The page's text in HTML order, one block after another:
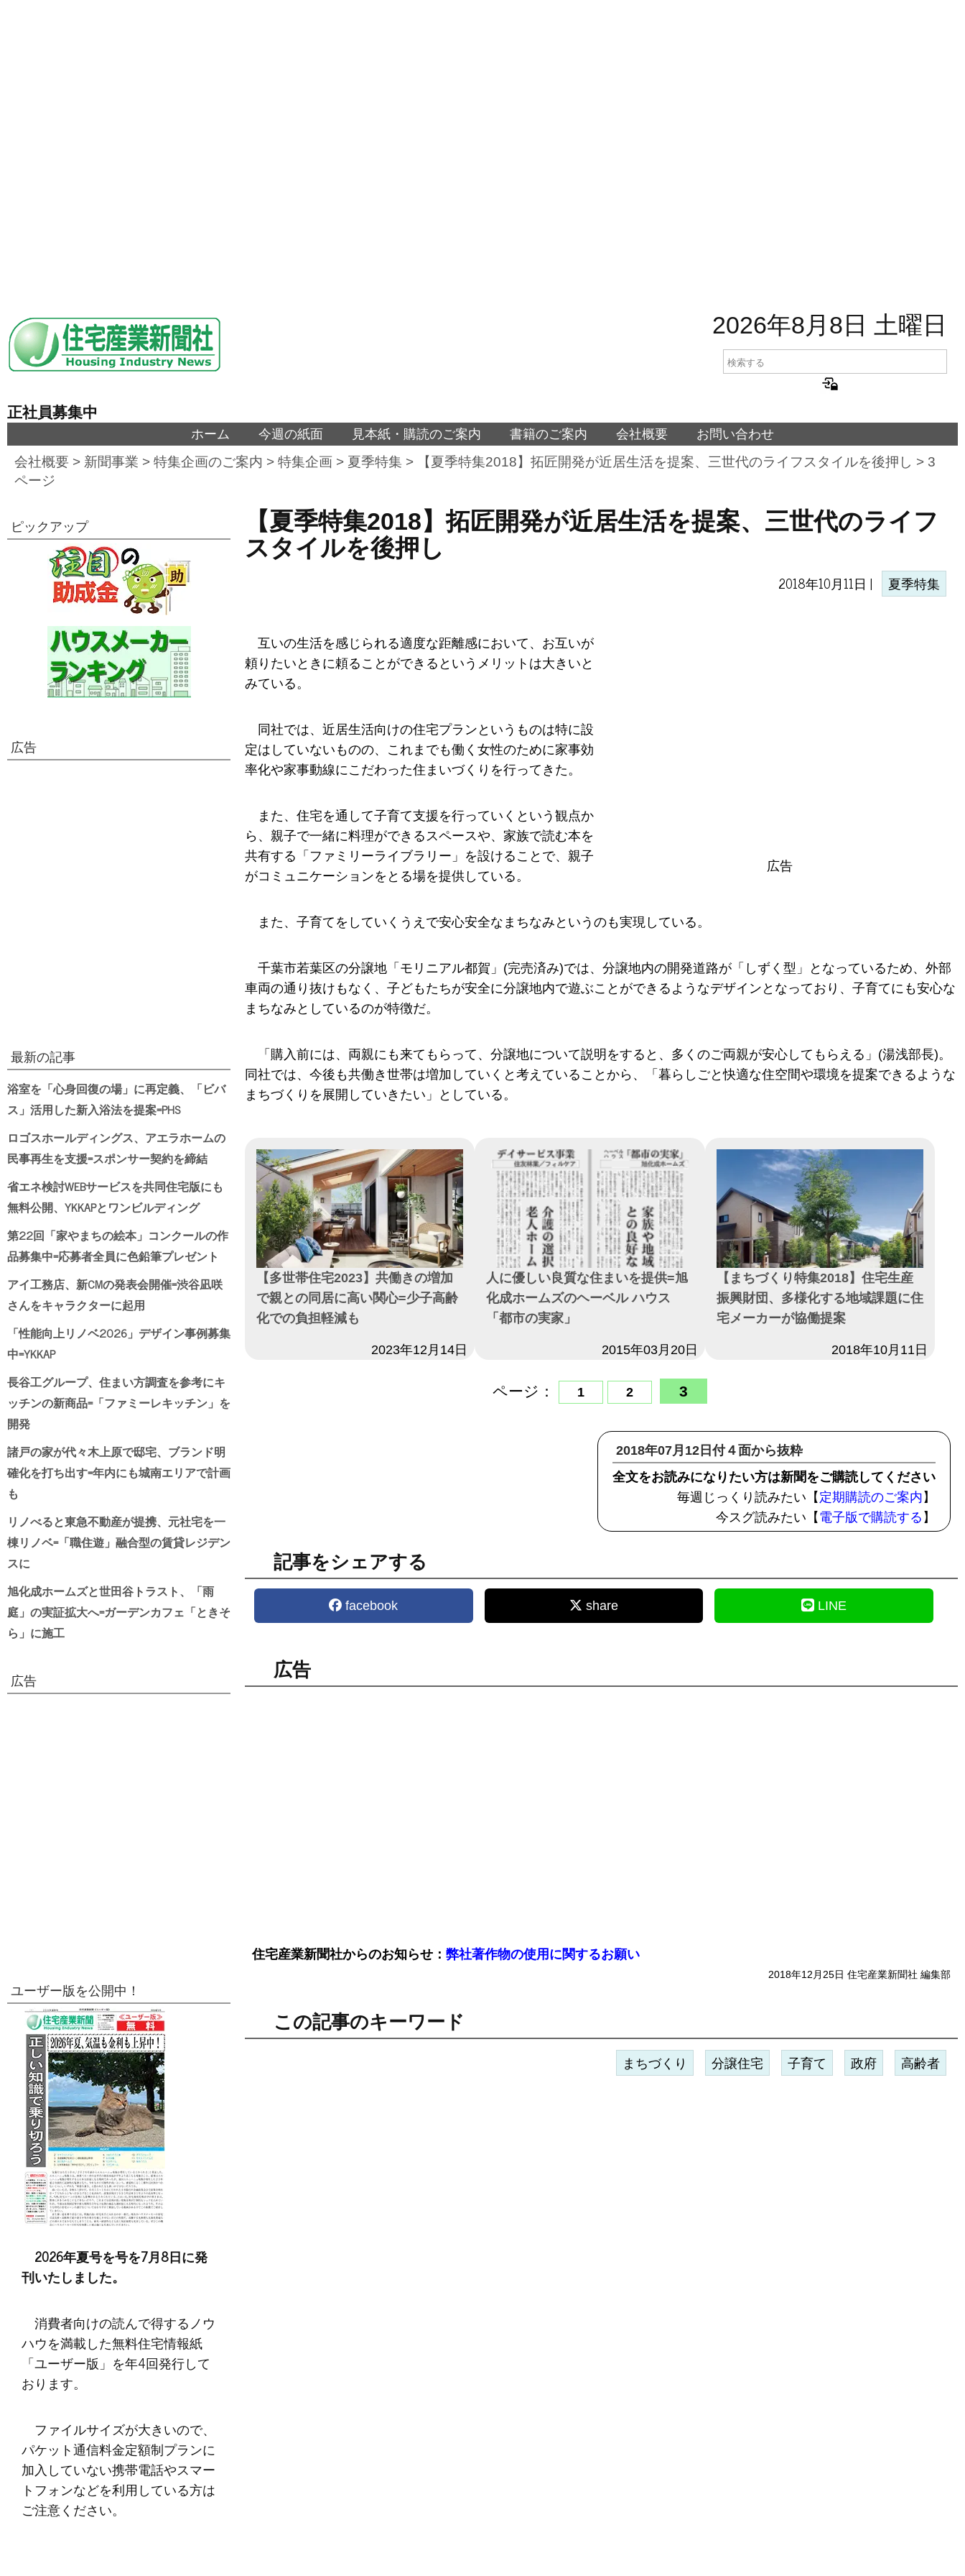
2026年8月8日 土曜日
正社員募集中
ホーム 今週の紙面 見本紙・購読のご案内 書籍のご案内 会社概要 お問い合わせ
会社概要 > 新聞事業 > 特集企画のご案内 > 特集企画 > 夏季特集 > 【夏季特集2018】拓匠開発が近居生活を提案、三世代のライフスタイルを後押し > 3
ページ
【夏季特集2018】拓匠開発が近居生活を提案、三世代のライフ
スタイルを後押し
2018年10月11日 | 夏季特集
広告
互いの生活を感じられる適度な距離感において、お互いが
頼りたいときに頼ることができるというメリットは大きいと
みている。
同社では、近居生活向けの住宅プランというものは特に設
定はしていないものの、これまでも働く女性のために家事効
率化や家事動線にこだわった住まいづくりを行ってきた。
また、住宅を通して子育て支援を行っていくという観点か
ら、親子で一緒に料理ができるスペースや、家族で読む本を
共有する「ファミリーライブラリー」を設けることで、親子
がコミュニケーションをとる場を提供している。
また、子育てをしていくうえで安心安全なまちなみというのも実現している。
千葉市若葉区の分譲地「モリニアル都賀」(完売済み)では、分譲地内の開発道路が「しずく型」となっているため、外部
車両の通り抜けもなく、子どもたちが安全に分譲地内で遊ぶことができるようなデザインとなっており、子育てにも安心な
まちなみとしているのが特徴だ。
「購入前には、両親にも来てもらって、分譲地について説明をすると、多くのご両親が安心してもらえる」(湯浅部長)。
同社では、今後も共働き世帯は増加していくと考えていることから、「暮らしごと快適な住空間や環境を提案できるような
まちづくりを展開していきたい」としている。
【多世帯住宅2023】共働きの増加
で親との同居に高い関心=少子高齢
化での負担軽減も
2023年12月14日
人に優しい良質な住まいを提供=旭
化成ホームズのヘーベル ハウス
「都市の実家」
2015年03月20日
【まちづくり特集2018】住宅生産
振興財団、多様化する地域課題に住
宅メーカーが協働提案
2018年10月11日
ページ： 1 2 3
2018年07月12日付４面から抜粋
全文をお読みになりたい方は新聞をご購読してください
毎週じっくり読みたい【 定期購読のご案内 】
今スグ読みたい【 電子版で購読する 】
記事をシェアする
facebook share LINE
広告
住宅産業新聞社からのお知らせ： 弊社著作物の使用に関するお願い
2018年12月25日 住宅産業新聞社 編集部
この記事のキーワード
まちづくり 分譲住宅 子育て 政府 高齢者
ピックアップ
広告
最新の記事
浴室を「心身回復の場」に再定義、「ビバ
ス」活用した新入浴法を提案=PHS
ロゴスホールディングス、アエラホームの
民事再生を支援=スポンサー契約を締結
省エネ検討WEBサービスを共同住宅版にも
無料公開、YKKAPとワンビルディング
第22回「家やまちの絵本」コンクールの作
品募集中=応募者全員に色鉛筆プレゼント
アイ工務店、新CMの発表会開催=渋谷凪咲
さんをキャラクターに起用
「性能向上リノベ2026」デザイン事例募集
中=YKKAP
長谷工グループ、住まい方調査を参考にキ
ッチンの新商品=「ファミーレキッチン」を
開発
諸戸の家が代々木上原で邸宅、ブランド明
確化を打ち出す=年内にも城南エリアで計画
も
リノべると東急不動産が提携、元社宅を一
棟リノベ=「職住遊」融合型の賃貸レジデン
スに
旭化成ホームズと世田谷トラスト、「雨
庭」の実証拡大へ=ガーデンカフェ「ときそ
ら」に施工
広告
ユーザー版を公開中！
2026年夏号を号を7月8日に発
刊いたしました。
消費者向けの読んで得するノウ
ハウを満載した無料住宅情報紙
「ユーザー版」を年4回発行して
おります。
ファイルサイズが大きいので、
パケット通信料金定額制プランに
加入していない携帯電話やスマー
トフォンなどを利用している方は
ご注意ください。